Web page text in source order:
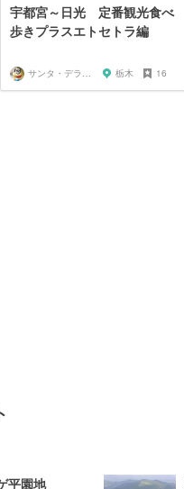
宇都宮～日光 定番観光食べ
歩きプラスエトセトラ編
サンタ・デラックス 栃木 16
平園地